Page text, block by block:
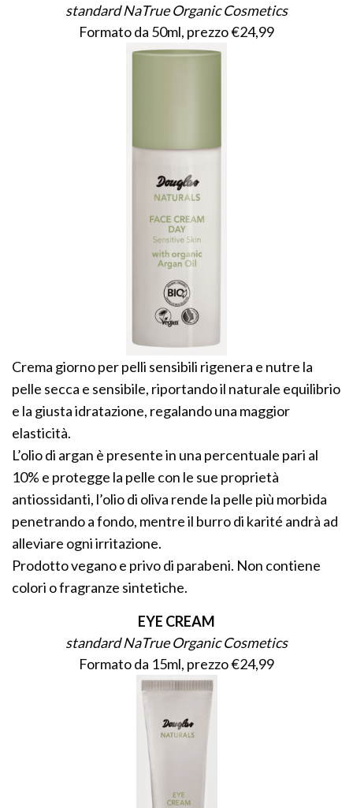
standard NaTrue Organic Cosmetics
Formato da 50ml, prezzo €24,99
Crema giorno per pelli sensibili rigenera e nutre la
pelle secca e sensibile, riportando il naturale equilibrio
e la giusta idratazione, regalando una maggior
elasticità.
L’olio di argan è presente in una percentuale pari al
10% e protegge la pelle con le sue proprietà
antiossidanti, l’olio di oliva rende la pelle più morbida
penetrando a fondo, mentre il burro di karité andrà ad
alleviare ogni irritazione.
Prodotto vegano e privo di parabeni. Non contiene
colori o fragranze sintetiche.
EYE CREAM
standard NaTrue Organic Cosmetics
Formato da 15ml, prezzo €24,99